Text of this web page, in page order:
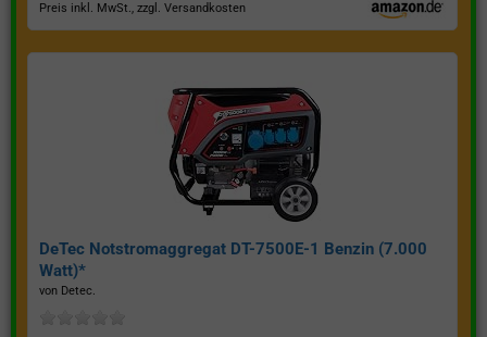
Preis inkl. MwSt., zzgl. Versandkosten
DeTec Notstromaggregat DT-7500E-1 Benzin (7.000
Watt)*
von Detec.